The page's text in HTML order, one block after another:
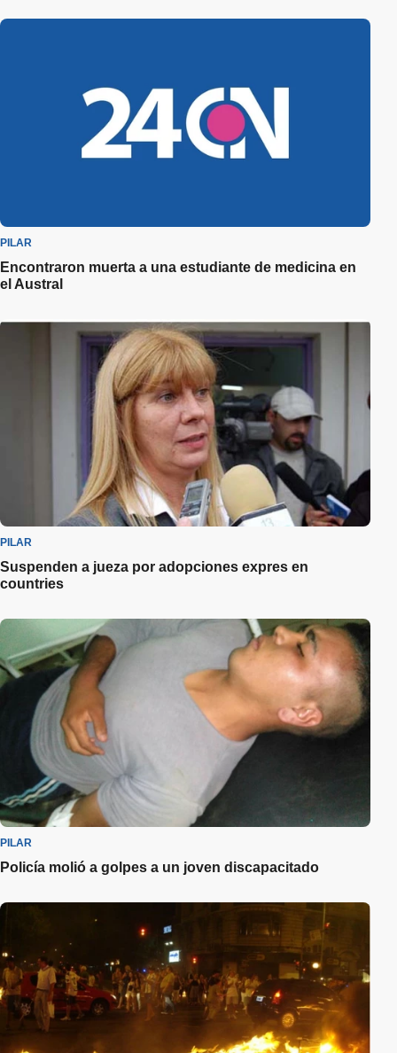
PILAR
Encontraron muerta a una estudiante de medicina en
el Austral
PILAR
Suspenden a jueza por adopciones expres en
countries
PILAR
Policía molió a golpes a un joven discapacitado